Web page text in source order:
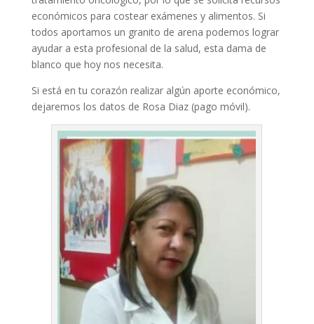
económicos para costear exámenes y alimentos. Si
todos aportamos un granito de arena podemos lograr
ayudar a esta profesional de la salud, esta dama de
blanco que hoy nos necesita.
Si está en tu corazón realizar algún aporte económico,
dejaremos los datos de Rosa Diaz (pago móvil).